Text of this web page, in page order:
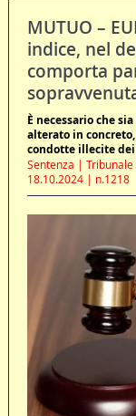
MUTUO –
indice, nel
comporta
È necessario che
alterato in
condotte illecite
Sentenza | Tribunale
18.10.2024 | n.1218